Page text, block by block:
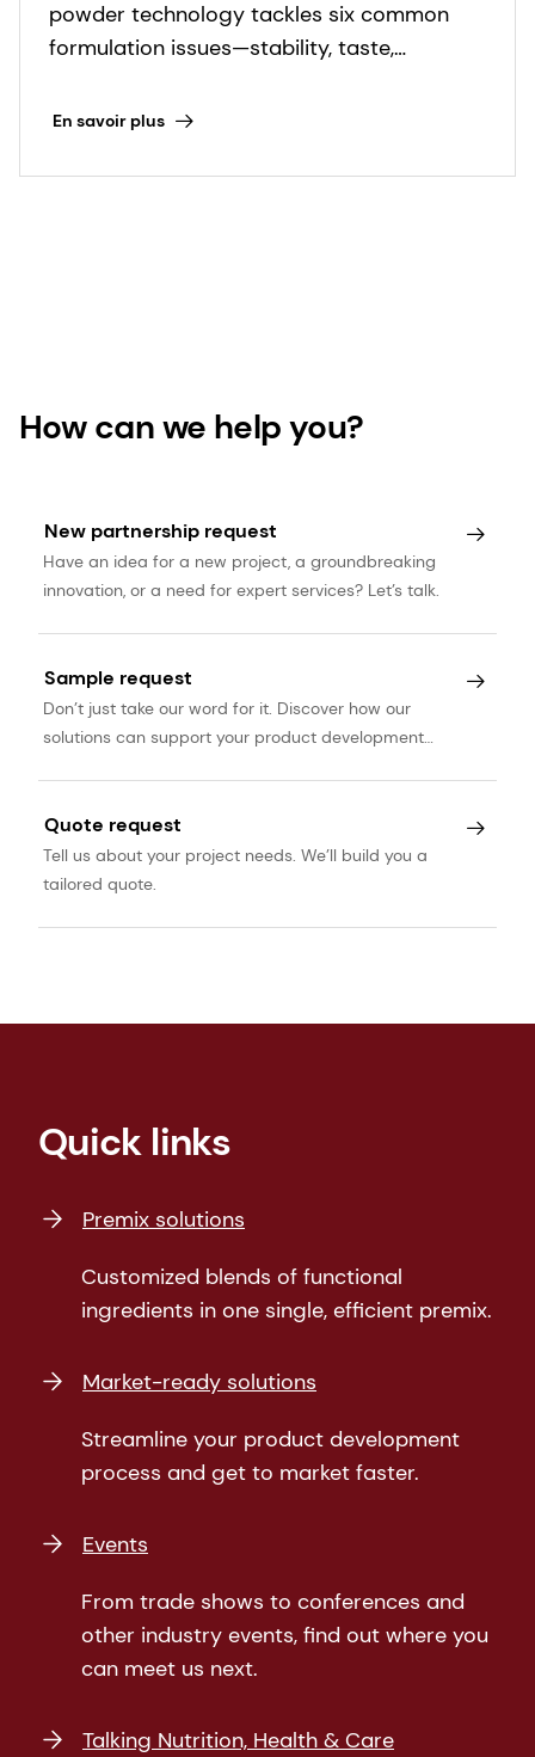
powder technology tackles six common
formulation issues—stability, taste,
performance.
En savoir plus
How can we help you?
New partnership request
Have an idea for a new project, a groundbreaking
innovation, or a need for expert services? Let’s talk.
Sample request
Don’t just take our word for it. Discover how our
solutions can support your product development
Quote request
Tell us about your project needs. We’ll build you a
tailored quote.
Quick links
Premix solutions
Customized blends of functional
ingredients in one single, efficient premix.
Market-ready solutions
Streamline your product development
process and get to market faster.
Events
From trade shows to conferences and
other industry events, find out where you
can meet us next.
Talking Nutrition, Health & Care